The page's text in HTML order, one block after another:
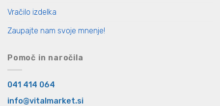
Vračilo izdelka
Zaupajte nam svoje mnenje!
Pomoč in naročila
041 414 064
info@vitalmarket.si